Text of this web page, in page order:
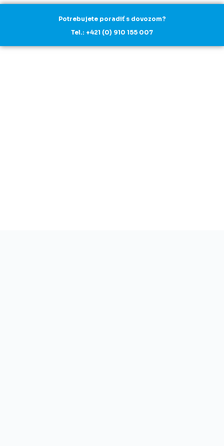
Potrebujete poradiť s dovozom?
Tel.: +421 (0) 910 155 007